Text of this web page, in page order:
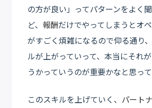
の方が良い」ってパターンをよく
ど、 報酬だけでやってしまうとオ
がすごく煩雑になるので仰る通り
ルが上がっていって、本当にそれ
うかっていうのが重要かなと思って
このスキルを上げていく、 パート